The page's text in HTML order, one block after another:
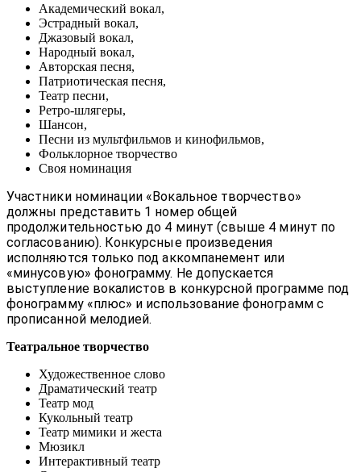
Академический вокал,
Эстрадный вокал,
Джазовый вокал,
Народный вокал,
Авторская песня,
Патриотическая песня,
Театр песни,
Ретро-шлягеры,
Шансон,
Песни из мультфильмов и кинофильмов,
Фольклорное творчество
Своя номинация
Участники номинации «Вокальное творчество»
должны представить 1 номер общей
продолжительностью до 4 минут (свыше 4 минут по
согласованию). Конкурсные произведения
исполняются только под аккомпанемент или
«минусовую» фонограмму. Не допускается
выступление вокалистов в конкурсной программе под
фонограмму «плюс» и использование фонограмм с
прописанной мелодией.
Театральное творчество
Художественное слово
Драматический театр
Театр мод
Кукольный театр
Театр мимики и жеста
Мюзикл
Интерактивный театр